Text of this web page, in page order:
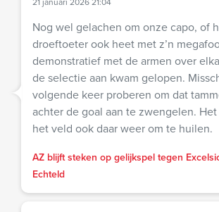
Nog wel gelachen om onze capo, of
droeftoeter ook heet met z’n
demonstratief met de armen over
de selectie aan kwam gelopen.
volgende keer proberen om dat
achter de goal aan te zwengelen.
het veld ook daar weer om te huilen.
AZ blijft steken op gelijkspel tegen
Echteld